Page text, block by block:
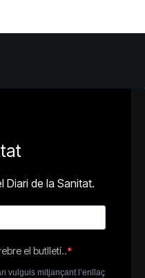
Diari de la Sanitat.
el butlletí..
vulguis mitjançant l’enllaç